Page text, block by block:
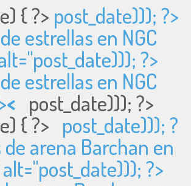
{ ?> post_date))); ?>
estrellas en NGC
post_date))); ?>
estrellas en NGC
< post_date))); ?>
{ ?> post_date))); ?
de arena Barchan en
post_date))); ?>